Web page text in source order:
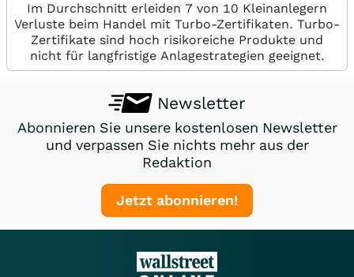
Im Durchschnitt erleiden 7 von 10 Kleinanlegern
Verluste beim Handel mit Turbo-Zertifikaten. Turbo-
Zertifikate sind hoch risikoreiche Produkte und
nicht für langfristige Anlagestrategien geeignet.
Newsletter
Abonnieren Sie unsere kostenlosen Newsletter
und verpassen Sie nichts mehr aus der
Redaktion
Jetzt abonnieren!